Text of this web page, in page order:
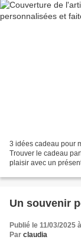
3 idées cadeau pour
Trouver le cadeau
plaisir avec un
Un souvenir
Publié le 11/03/2025
Par claudia